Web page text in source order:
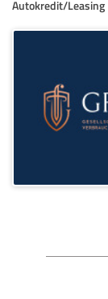
Autokredit/Leasing